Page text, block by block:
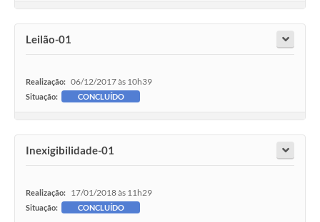
Leilão-01
Realização: 06/12/2017 às 10h39
Situação: CONCLUÍDO
Inexigibilidade-01
Realização: 17/01/2018 às 11h29
Situação: CONCLUÍDO